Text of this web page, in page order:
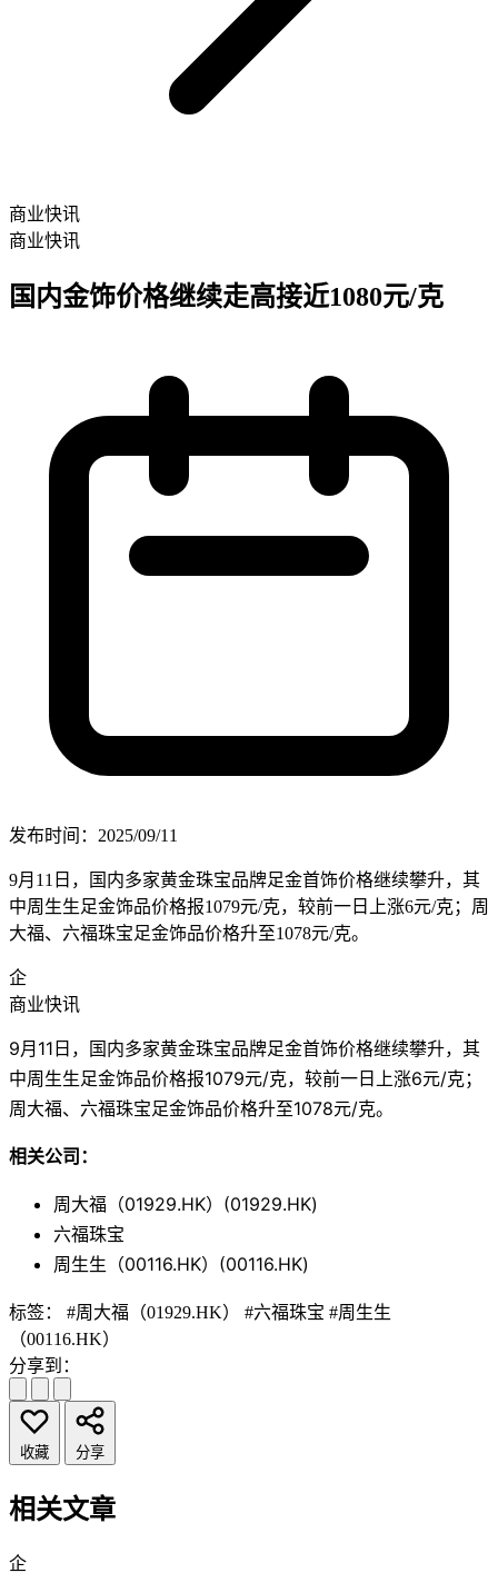
商业快讯
商业快讯
国内金饰价格继续走高接近1080元/克
发布时间：2025/09/11
9月11日，国内多家黄金珠宝品牌足金首饰价格继续攀升，其
中周生生足金饰品价格报1079元/克，较前一日上涨6元/克；周
大福、六福珠宝足金饰品价格升至1078元/克。
企
商业快讯
9月11日，国内多家黄金珠宝品牌足金首饰价格继续攀升，其
中周生生足金饰品价格报1079元/克，较前一日上涨6元/克；
周大福、六福珠宝足金饰品价格升至1078元/克。
相关公司：
周大福（01929.HK）(01929.HK)
六福珠宝
周生生（00116.HK）(00116.HK)
标签： #周大福（01929.HK） #六福珠宝 #周生生
（00116.HK）
分享到：
收藏 分享
相关文章
企